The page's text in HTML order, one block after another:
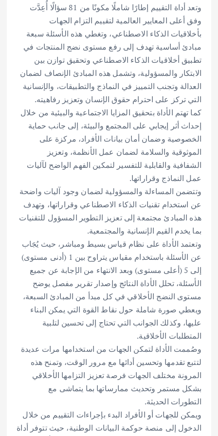
وتعد أداة التقييم إطارًا شاملًا مكونًا من 81 سؤالًا أُعِدَّت
وفق أعلى المعايير العالمية لتقييم التزام الجهات
بأخلاقيات الذكاء الاصطناعي، وتغطي هذه الأسئلة سبعة
مبادئ أساسية تهدف إلى رفع مستوى نضج المنتجات في
تطبيق أخلاقيات الذكاء الاصطناعي وتحقيق توازن بين
الابتكار والمسؤولية، وتشمل هذه المبادئ الإنصاف لضمان
العدالة وتجنب التمييز في النماذج والتطبيقات، والإنسانية
التي تركز على احترام حقوق الإنسان وتعزيز رفاهيته.
كما تهتم الأداة بتحقيق المزايا الاجتماعية والبيئية من خلال
إحداث أثر إيجابي على المجتمع والبيئة، إلى جانب حماية
الخصوصية وضمان أمان بيانات الأفراد، مركزة على
الموثوقية والسلامة لضمان عمل الأنظمة، وتعزيز
الشفافية والقابلية للتفسير لتمكين الفهم الواضح لآليات
عمل النماذج وقراراتها.
وتتضمن المساءلة والمسؤولية لضمان وجود آليات واضحة
عن استخدام تقنيات الذكاء الاصطناعي وقراراتها، وتهدف
هذه المبادئ مجتمعة إلى تعزيز التطوير المسؤول للتقنيات
بما يخدم القيم الإنسانية والمجتمعية.
وتعتمد الأداة على نظام قياس بسيط ومباشر، حيث يُجَاب
عن الأسئلة باستخدام مقياس يتراوح بين 1 (أدنى مستوى)
إلى 5 (أعلى مستوى) وبعد الانتهاء من الإجابة عن جميع
الأسئلة، تحلل الأداة النتائج وإصدار تقرير مفصل يوضح
مستوى النضج الأخلاقي في كل مبدأ من المبادئ السبعة،
ويعطي صورة شاملة حول نقاط القوة التي يمكن البناء
عليها، وكذلك الجوانب التي تحتاج إلى تحسين لتلبية
المتطلبات الأخلاقية.
وصُممت الأداة لتمكن الجهات من استخدامها مرات عديدة
لتتبع تقدمها وتحسين أدائها مع مرور الوقت، وتمنح هذه
المرونة مختلف الجهات فرصة تعزيز التزامها الأخلاقي
بشكل مستمر وتحديث ممارساتها بما يتماشى مع
التطورات الحديثة.
ويمكن للجهات أو الأفراد البدء بإجراءات التقييم من خلال
الدخول إلى منصة حوكمة البيانات الوطنية، حيث تتوفر أداة